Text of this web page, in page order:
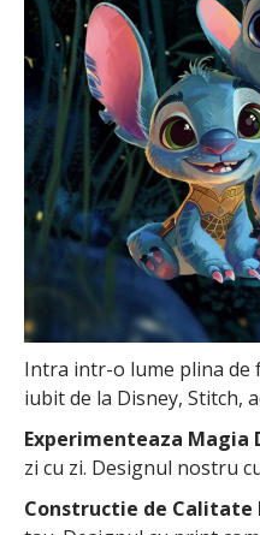
Intra intr-o lume plina de
iubit de la Disney, Stitch,
Experimenteaza Magia
zi cu zi. Designul nostru
Constructie de Calitate